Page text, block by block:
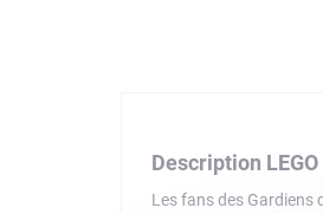
Description
Les fans des Gardiens